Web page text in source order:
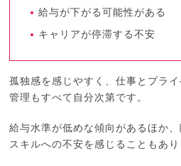
給与が下がる可能性がある
キャリアが停滞する不安
孤独感を感じやすく、仕事とプラ
管理もすべて自分次第です。
給与水準が低めな傾向があるほか
スキルへの不安を感じることもあり